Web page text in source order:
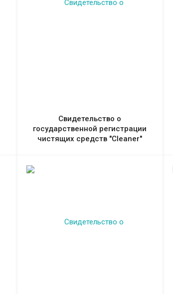
Свидетельство о
государственной регистрации
чистящих средств "Cleaner"